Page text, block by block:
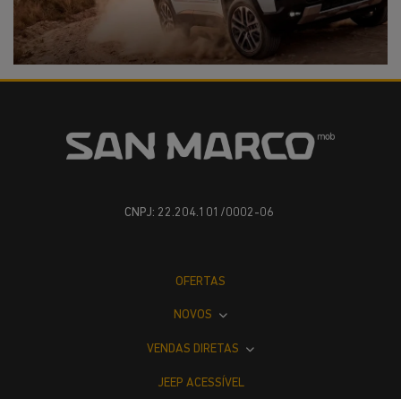
CNPJ: 22.204.101/0002-06
OFERTAS
NOVOS
VENDAS DIRETAS
JEEP ACESSÍVEL